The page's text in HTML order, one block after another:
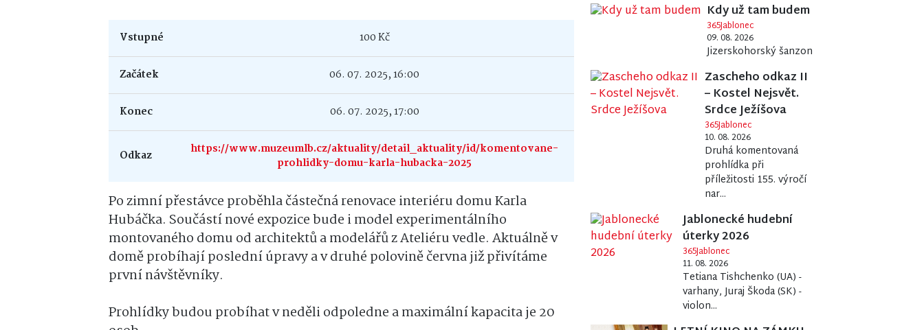
Vstupné 100 Kč
Začátek 06. 07. 2025, 16:00
Konec 06. 07. 2025, 17:00
Odkaz
https://www.muzeumlb.cz/aktuality/detail_aktuality/id/komentovane-
prohlidky-domu-karla-hubacka-2025
Po zimní přestávce proběhla částečná renovace interiéru domu Karla
Hubáčka. Součástí nové expozice bude i model experimentálního
montovaného domu od architektů a modelářů z Ateliéru vedle. Aktuálně v
domě probíhají poslední úpravy a v druhé polovině června již přivítáme
první návštěvníky.
Prohlídky budou probíhat v neděli odpoledne a maximální kapacita je 20
Kdy už tam budem
365Jablonec
09. 08. 2026
Jizerskohorský šanzon
Zascheho odkaz II
– Kostel Nejsvět.
Srdce Ježíšova
365Jablonec
10. 08. 2026
Druhá komentovaná
prohlídka při
příležitosti 155. výročí
nar...
Jablonecké hudební
úterky 2026
365Jablonec
11. 08. 2026
Tetiana Tishchenko (UA) -
varhany, Juraj Škoda (SK) -
violon...